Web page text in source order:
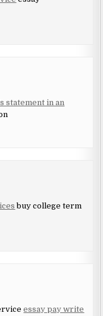
statement in an
buy college term
essay pay write